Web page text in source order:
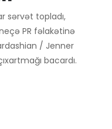
sərvət topladı,
PR fəlakətinə
/ Jenner
bacardı.